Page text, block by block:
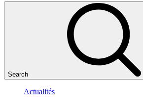
Search
Actualités